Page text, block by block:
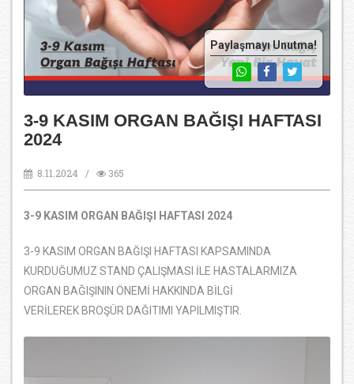
Paylaşmayı Unutma!
3-9 KASIM ORGAN BAĞIŞI HAFTASI
2024
8.11.2024 / 365
3-9 KASIM ORGAN BAĞIŞI HAFTASI 2024
3-9 KASIM ORGAN BAĞIŞI HAFTASI KAPSAMINDA
KURDUĞUMUZ STAND ÇALIŞMASI İLE HASTALARMIZA
ORGAN BAĞIŞININ ÖNEMİ HAKKINDA BİLGİ
VERİLEREK BROŞÜR DAĞITIMI YAPILMIŞTIR.